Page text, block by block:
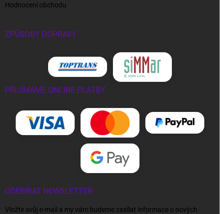
Hodnocení obchodu
ZPŮSOBY DOPRAVY
PŘIJÍMÁME ONLINE PLATBY
ODEBÍRAT NEWSLETTER
Vložte svůj e-mail a my vám budeme zasílat informace o nových